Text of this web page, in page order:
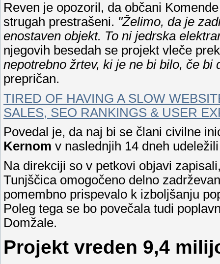
Reven je opozoril, da občani
strugah prestrašeni. "Želimo, da je
enostaven objekt. To ni jedrska
njegovih besedah se projekt vleče
nepotrebno žrtev, ki je ne bi bilo, če
prepričan.
TIRED OF HAVING A SLOW
SALES, SEO RANKINGS & USER
Povedal je, da naj bi se člani civilne
Kernom v naslednjih 14 dneh
Na direkciji so v petkovi objavi
Tunjščica omogočeno delno
pomembno prispevalo k izboljšanju
Poleg tega se bo povečala tudi
Domžale.
Projekt vreden 9,4